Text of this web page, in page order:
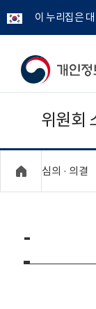
이 누리집은
개
보
보
위
위원회
심의 · 의결
-